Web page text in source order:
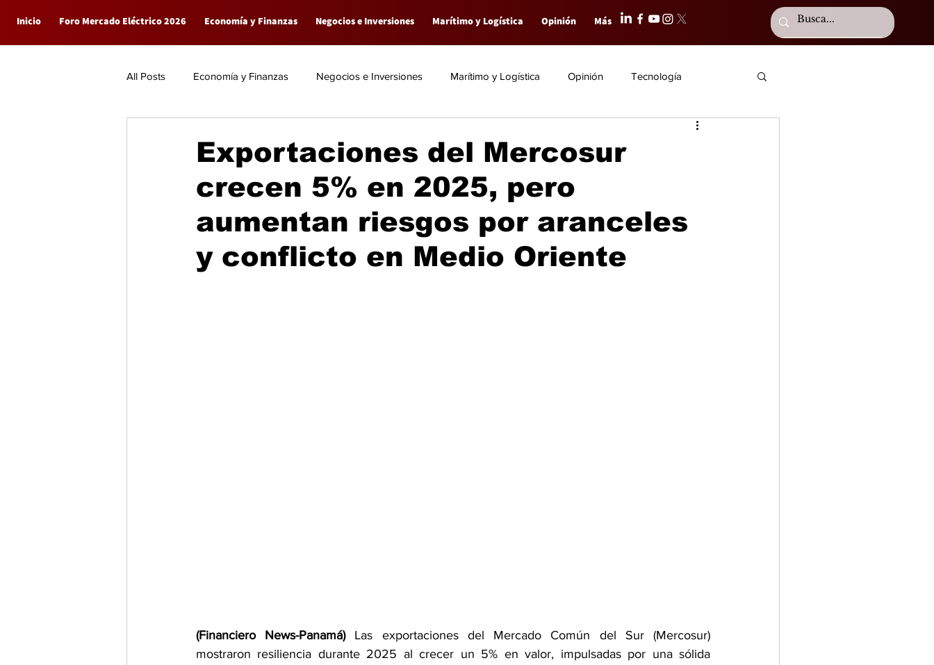
Inicio Foro Mercado Eléctrico 2026 Economía y Finanzas Negocios e Inversiones Marítimo y Logística Opinión Más
All Posts Economía y Finanzas Negocios e Inversiones Marítimo y Logística Opinión Tecnología
Exportaciones del Mercosur
crecen 5% en 2025, pero
aumentan riesgos por aranceles
y conflicto en Medio Oriente
(Financiero News-Panamá) Las exportaciones del Mercado Común del Sur (Mercosur)
mostraron resiliencia durante 2025 al crecer un 5% en valor, impulsadas por una sólida